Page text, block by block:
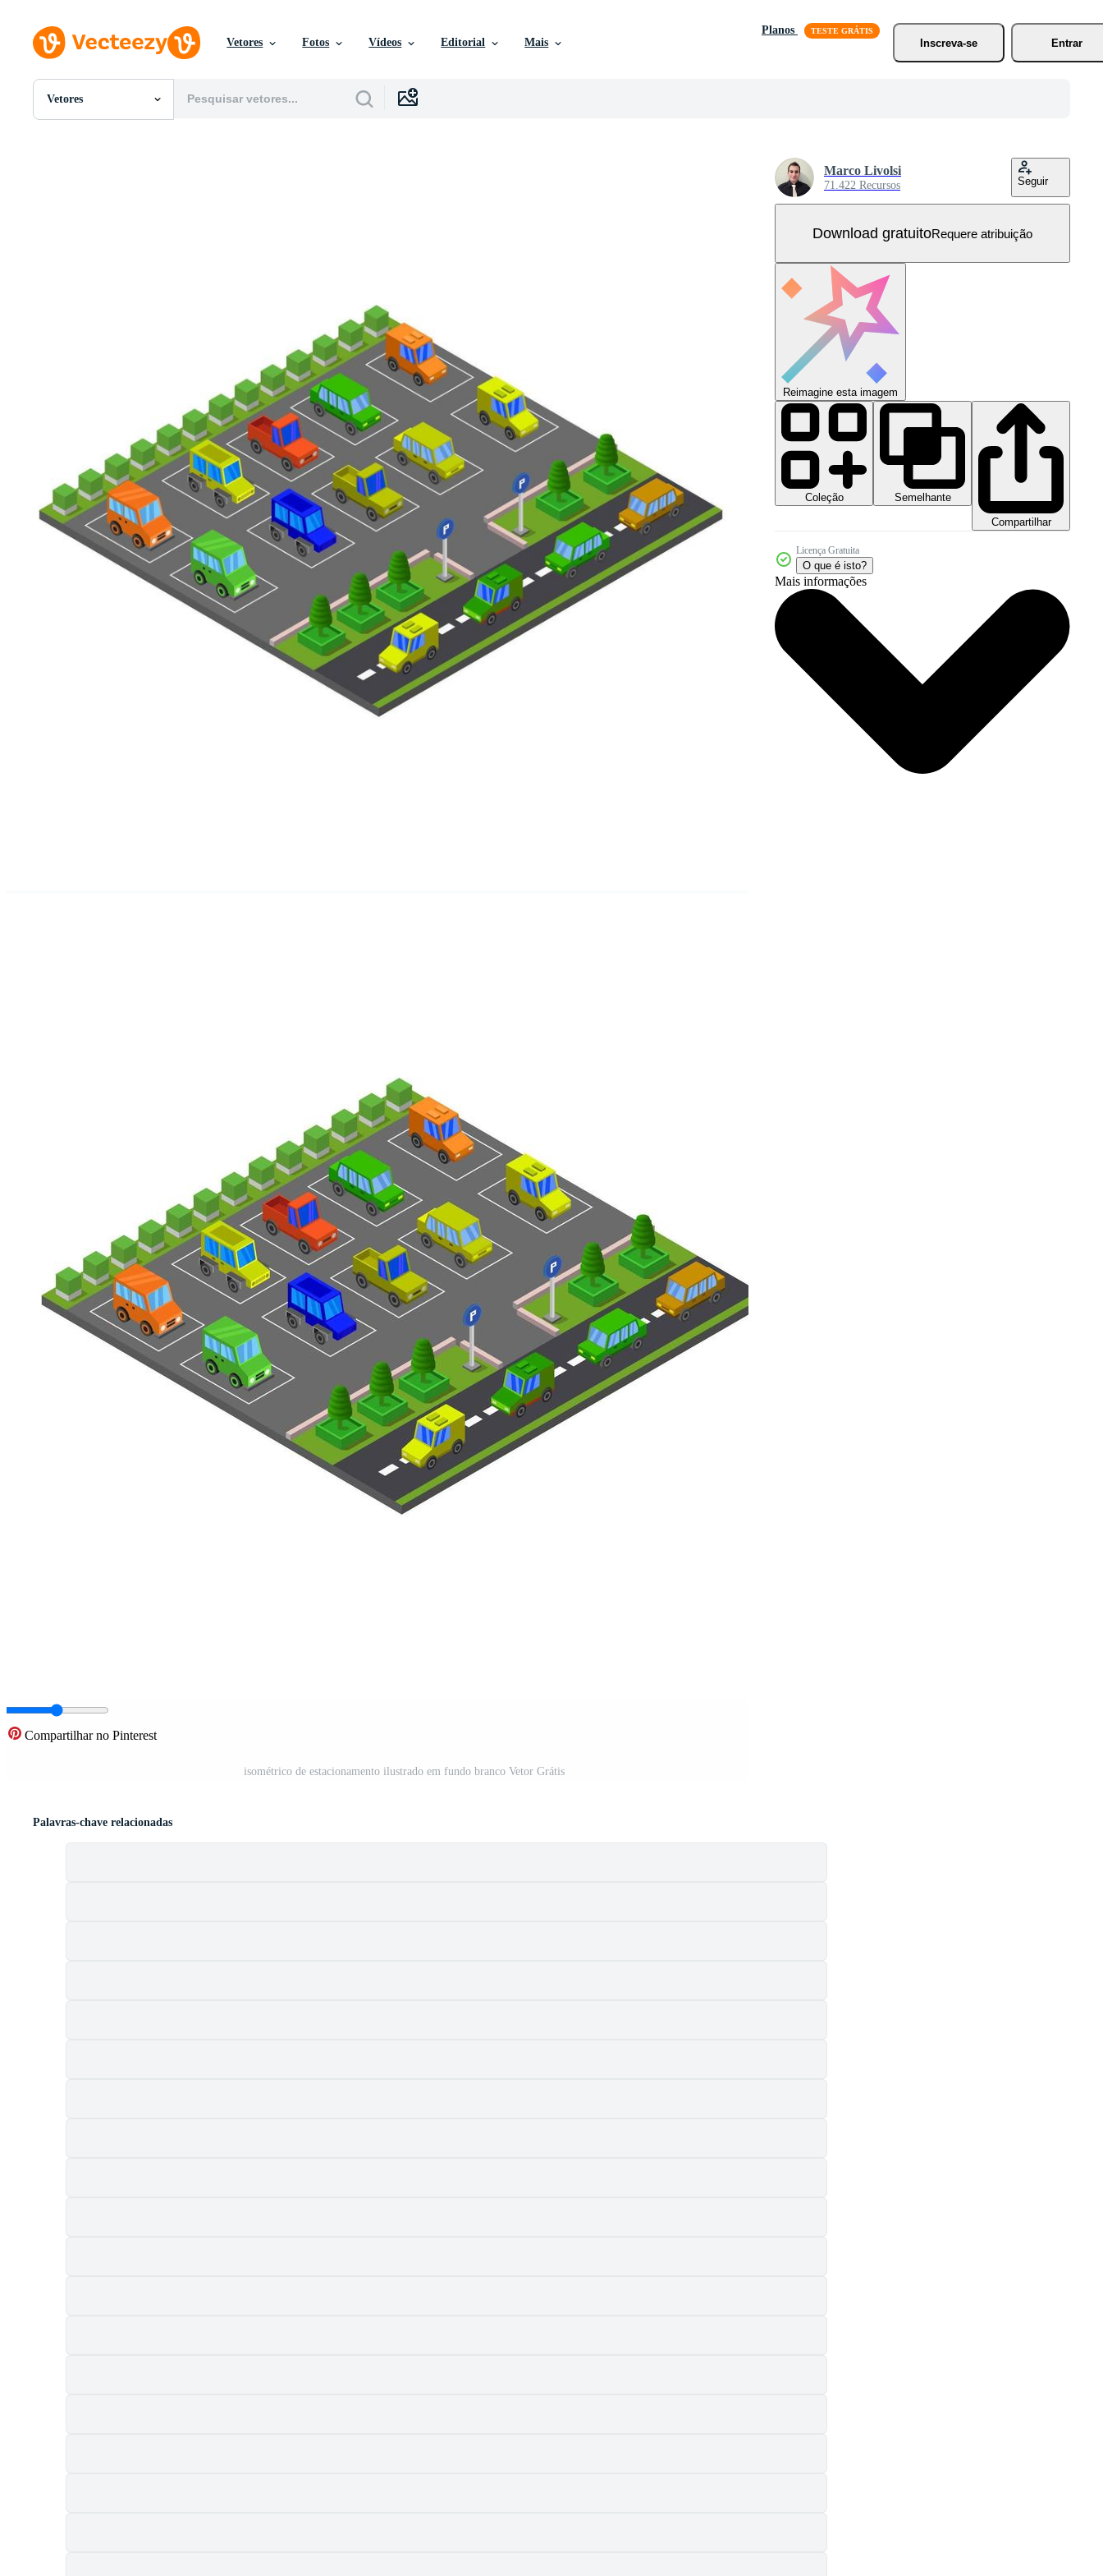
Vetores Fotos Vídeos Editorial Mais
Planos
Inscreva-se
Entrar
Vetores
Todas Imagens
Compartilhar no Pinterest
isométrico de estacionamento ilustrado em fundo branco Vetor Grátis
Marco Livolsi
71.422 Recursos Seguir
Download gratuitoRequere atribuição
Reimagine esta imagem
Coleção
Semelhante
Compartilhar
Licença Gratuita
O que é isto?
Mais informações
Palavras-chave relacionadas